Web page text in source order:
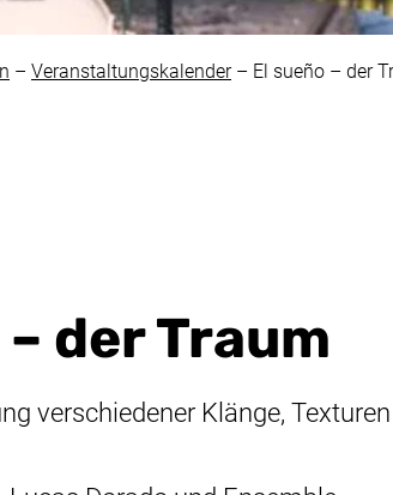
– Veranstaltungskalender – El sueño – der
– der Traum
verschiedener Klänge,